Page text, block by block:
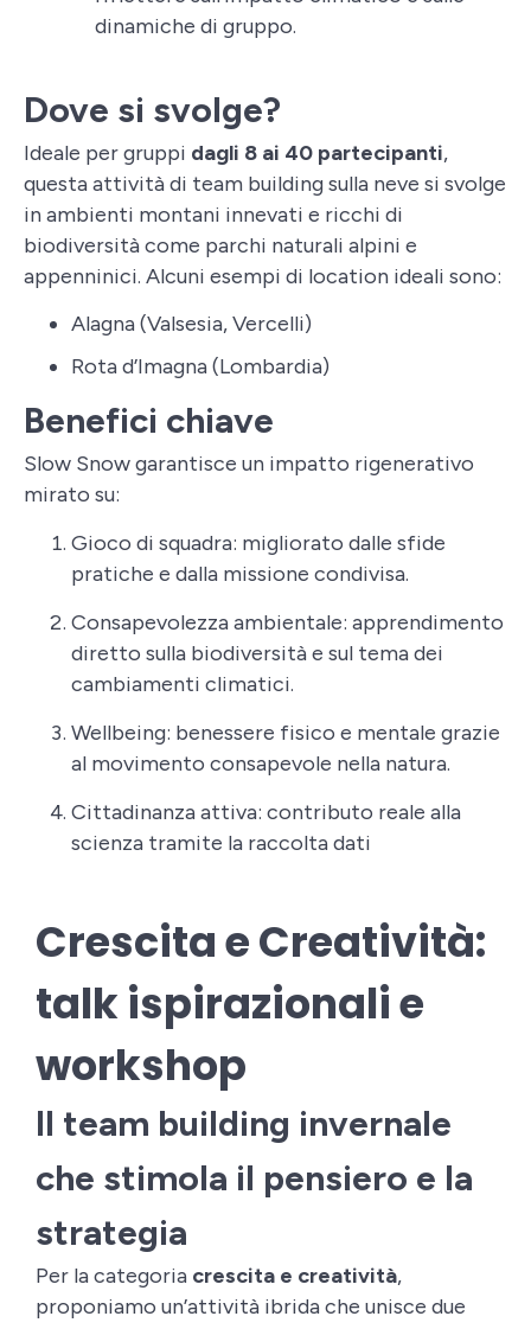
dinamiche di gruppo.
Dove si svolge?
Ideale per gruppi dagli 8 ai 40 partecipanti,
questa attività di team building sulla neve si svolge
in ambienti montani innevati e ricchi di
biodiversità come parchi naturali alpini e
appenninici. Alcuni esempi di location ideali sono:
Alagna (Valsesia, Vercelli)
Rota d’Imagna (Lombardia)
Benefici chiave
Slow Snow garantisce un impatto rigenerativo
mirato su:
Gioco di squadra: migliorato dalle sfide
pratiche e dalla missione condivisa.
Consapevolezza ambientale: apprendimento
diretto sulla biodiversità e sul tema dei
cambiamenti climatici.
Wellbeing: benessere fisico e mentale grazie
al movimento consapevole nella natura.
Cittadinanza attiva: contributo reale alla
scienza tramite la raccolta dati
Crescita e Creatività:
talk ispirazionali e
workshop
Il team building invernale
che stimola il pensiero e la
strategia
Per la categoria crescita e creatività,
proponiamo un’attività ibrida che unisce due